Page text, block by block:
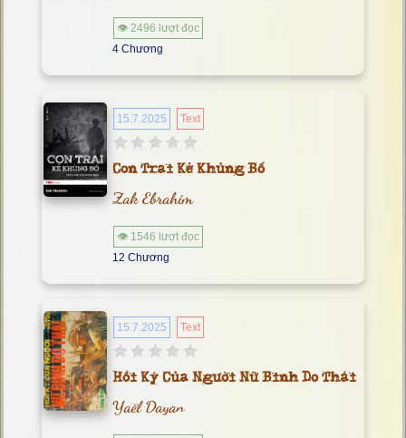
👁 2496 lượt đọc
4 Chương
15.7.2025 Text
Con Trai Kẻ Khủng Bố
Zak Ebrahim
👁 1546 lượt đọc
12 Chương
15.7.2025 Text
Hồi Ký Của Người Nữ Binh Do Thái
Yaël Dayan